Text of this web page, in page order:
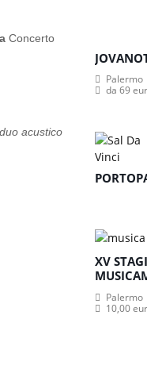
Concerto
acustico
Palermo
da 69
XV
Palermo
10,00